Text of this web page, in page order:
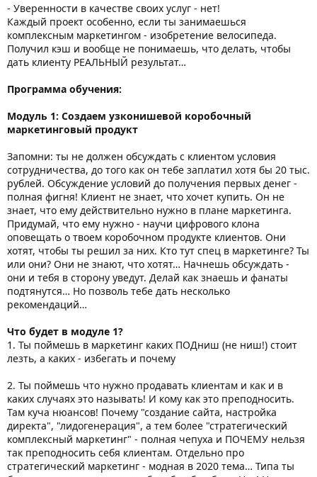
- Уверенности в качестве своих услуг - нет!
Каждый проект особенно, если ты занимаешься
комплексным маркетингом - изобретение велосипеда.
Получил кэш и вообще не понимаешь, что делать, чтобы
дать клиенту РЕАЛЬНЫЙ результат…
Программа обучения:
Модуль 1: Создаем узконишевой коробочный
маркетинговый продукт
Запомни: ты не должен обсуждать с клиентом условия
сотрудничества, до того как он тебе заплатил хотя бы 20 тыс.
рублей. Обсуждение условий до получения первых денег -
полная фигня! Клиент не знает, что хочет купить. Он не
знает, что ему действительно нужно в плане маркетинга.
Придумай, что ему нужно - научи цифрового клона
оповещать о твоем коробочном продукте клиентов. Они
хотят, чтобы ты решил за них. Кто тут спец в маркетинге? Ты
или они? Они не знают, что хотят… Начнешь обсуждать -
они и тебя в сторону уведут. Делай как знаешь и фанаты
подтянутся… Но позволь тебе дать несколько
рекомендаций…
Что будет в модуле 1?
1. Ты поймешь в маркетинг каких ПОДниш (не ниш!) стоит
лезть, а каких - избегать и почему
2. Ты поймешь что нужно продавать клиентам и как и в
каких случаях это называть! И кому как это преподносить.
Там куча нюансов! Почему "создание сайта, настройка
директа", "лидогенерация", а тем более "стратегический
комплексный маркетинг" - полная чепуха и ПОЧЕМУ нельзя
так преподносить себя клиентам. Отдельно про
стратегический маркетинг - модная в 2020 тема… Типа ты